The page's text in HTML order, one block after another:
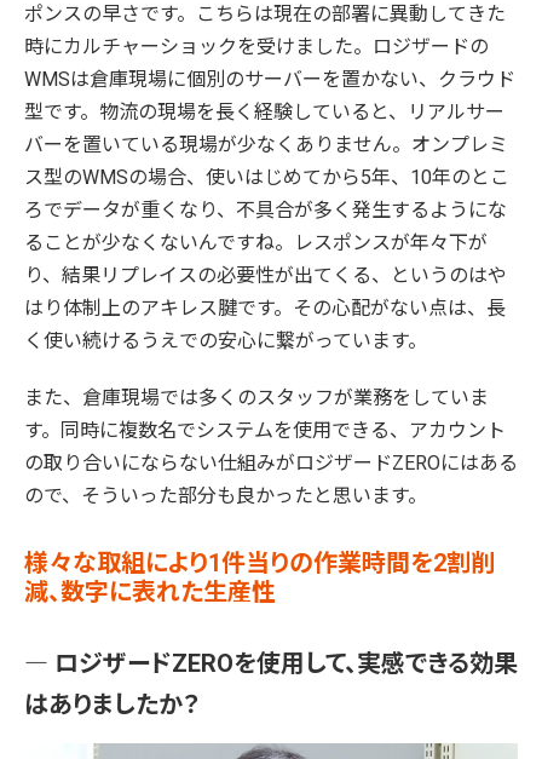
ポンスの早さです。こちらは現在の部署に異動してきた
時にカルチャーショックを受けました。ロジザードの
WMSは倉庫現場に個別のサーバーを置かない、クラウド
型です。物流の現場を長く経験していると、リアルサー
バーを置いている現場が少なくありません。オンプレミ
ス型のWMSの場合、使いはじめてから5年、10年のとこ
ろでデータが重くなり、不具合が多く発生するようにな
ることが少なくないんですね。レスポンスが年々下が
り、結果リプレイスの必要性が出てくる、というのはや
はり体制上のアキレス腱です。その心配がない点は、長
く使い続けるうえでの安心に繋がっています。
また、倉庫現場では多くのスタッフが業務をしていま
す。同時に複数名でシステムを使用できる、アカウント
の取り合いにならない仕組みがロジザードZEROにはある
ので、そういった部分も良かったと思います。
様々な取組により1件当りの作業時間を2割削
減、数字に表れた生産性
― ロジザードZEROを使用して、実感できる効果
はありましたか？